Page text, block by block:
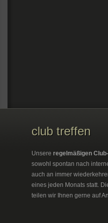
club treffen
Unsere regelmäßigen
sowohl spontan nach
auch an immer
eines jeden Monats statt.
teilen wir Ihnen gerne auf